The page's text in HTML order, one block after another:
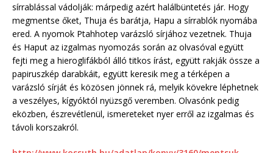
sírrablással vádolják: márpedig azért halálbüntetés jár. Hogy
megmentse őket, Thuja és barátja, Hapu a sírrablók nyomába
ered. A nyomok Ptahhotep varázsló sírjához vezetnek. Thuja
és Haput az izgalmas nyomozás során az olvasóval együtt
fejti meg a hieroglifákból álló titkos írást, együtt rakják össze a
papiruszkép darabkáit, együtt keresik meg a térképen a
varázsló sírját és közösen jönnek rá, melyik kövekre léphetnek
a veszélyes, kígyóktól nyüzsgő veremben. Olvasónk pedig
eközben, észrevétlenül, ismereteket nyer erről az izgalmas és
távoli korszakról.